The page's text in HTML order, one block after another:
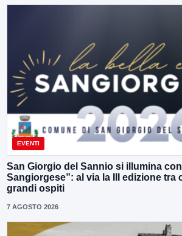
EVENTI
San Giorgio del Sannio si illumina
Sangiorgese”: al via la III edizione tra
grandi ospiti
7 AGOSTO 2026